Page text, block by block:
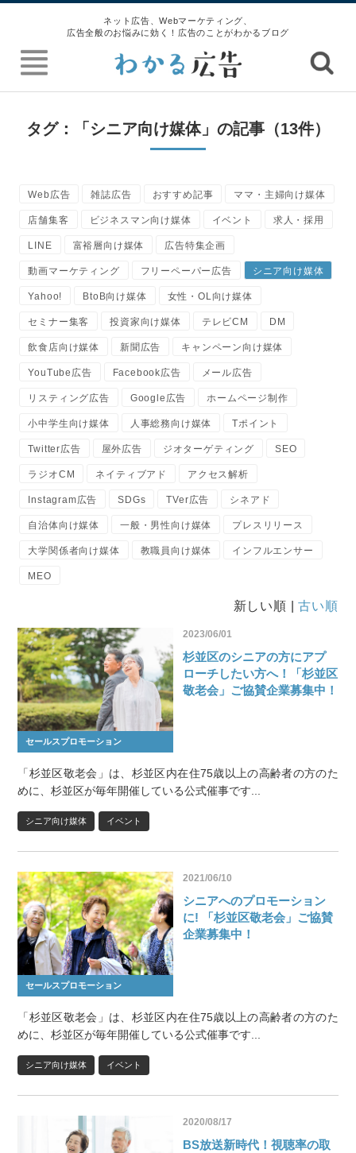
ネット広告、Webマーケティング、
広告全般のお悩みに効く！広告のことがわかるブログ
タグ：「シニア向け媒体」の記事（13件）
Web広告 雑誌広告 おすすめ記事 ママ・主婦向け媒体
店舗集客 ビジネスマン向け媒体 イベント 求人・採用
LINE 富裕層向け媒体 広告特集企画
動画マーケティング フリーペーパー広告 シニア向け媒体
Yahoo! BtoB向け媒体 女性・OL向け媒体
セミナー集客 投資家向け媒体 テレビCM DM
飲食店向け媒体 新聞広告 キャンペーン向け媒体
YouTube広告 Facebook広告 メール広告
リスティング広告 Google広告 ホームページ制作
小中学生向け媒体 人事総務向け媒体 Tポイント
Twitter広告 屋外広告 ジオターゲティング SEO
ラジオCM ネイティブアド アクセス解析
Instagram広告 SDGs TVer広告 シネアド
自治体向け媒体 一般・男性向け媒体 プレスリリース
大学関係者向け媒体 教職員向け媒体 インフルエンサー
MEO
新しい順 |古い順
セールスプロモーション
2023/06/01
杉並区のシニアの方にアプ
ローチしたい方へ！「杉並区
敬老会」ご協賛企業募集中！
「杉並区敬老会」は、杉並区内在住75歳以上の高齢者の方のた
めに、杉並区が毎年開催している公式催事です...
シニア向け媒体 イベント
セールスプロモーション
2021/06/10
シニアへのプロモーション
に! 「杉並区敬老会」ご協賛
企業募集中！
「杉並区敬老会」は、杉並区内在住75歳以上の高齢者の方のた
めに、杉並区が毎年開催している公式催事です...
シニア向け媒体 イベント
2020/08/17
BS放送新時代！視聴率の取